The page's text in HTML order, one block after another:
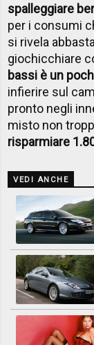
spalleggiare
per i consumi
si rivela
giochicchiare
bassi è un
infierire sul
pronto negli
misto non
risparmiare
VEDI ANCHE